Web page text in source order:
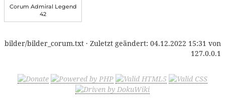
Corum Admiral Legend
42
bilder/bilder_corum.txt · Zuletzt geändert: 04.12.2022 15:31 von
127.0.0.1